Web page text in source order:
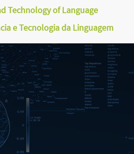
Technology of Language
e Tecnologia da Linguagem